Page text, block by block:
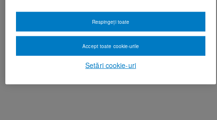
Setări cookie-uri
Respingeți toate
Accept toate cookie-urile